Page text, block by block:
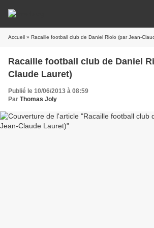
Accueil » Racaille football club de Daniel Riolo (par Jean-
Racaille football club de Daniel
Claude Lauret)
Publié le 10/06/2013 à 08:59
Par Thomas Joly